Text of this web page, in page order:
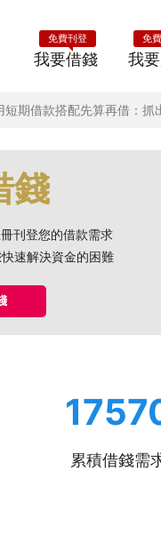
我要借錢
免費刊登
我
免
短期借款搭配先算再借：
錢
刊登您的借款需求
速解決資金的困難
累積借錢需